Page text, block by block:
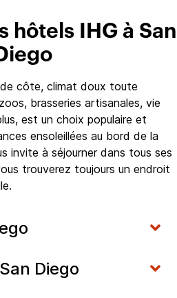
hôtels IHG à San
côte, climat doux toute
brasseries artisanales, vie
est un choix populaire et
ensoleillées au bord de la
invite à séjourner dans tous ses
trouverez toujours un endroit
Diego